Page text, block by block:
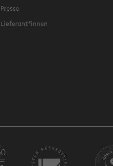
Presse
Lieferant*innen